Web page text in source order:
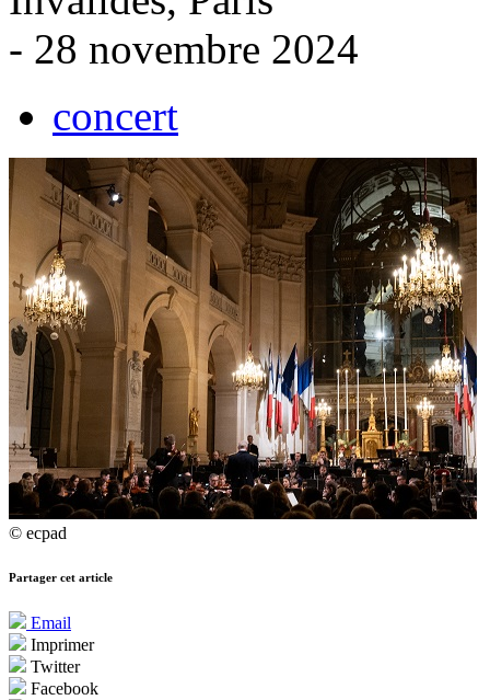
- 28 novembre 2024
concert
© ecpad
Partager cet article
Email
Imprimer
Twitter
Facebook